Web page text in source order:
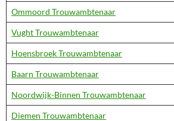
Ommoord Trouwambtenaar
Vught Trouwambtenaar
Hoensbroek Trouwambtenaar
Baarn Trouwambtenaar
Noordwijk-Binnen Trouwambtenaar
Diemen Trouwambtenaar